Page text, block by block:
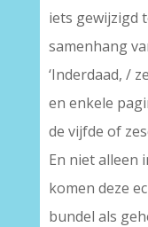
iets gewijzigd
samenhang
‘Inderdaad, /
en enkele
de vijfde of
En niet alleen
komen deze
bundel als